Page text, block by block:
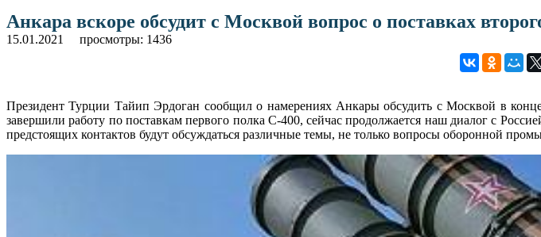
Анкара вскоре обсудит с Москвой вопрос о поставках
15.01.2021 просмотры: 1436
Президент Турции Тайип Эрдоган сообщил о намерениях Анкары обсудить с Москвой в
завершили работу по поставкам первого полка С-400, сейчас продолжается наш диалог с
предстоящих контактов будут обсуждаться различные темы, не только вопросы оборонной